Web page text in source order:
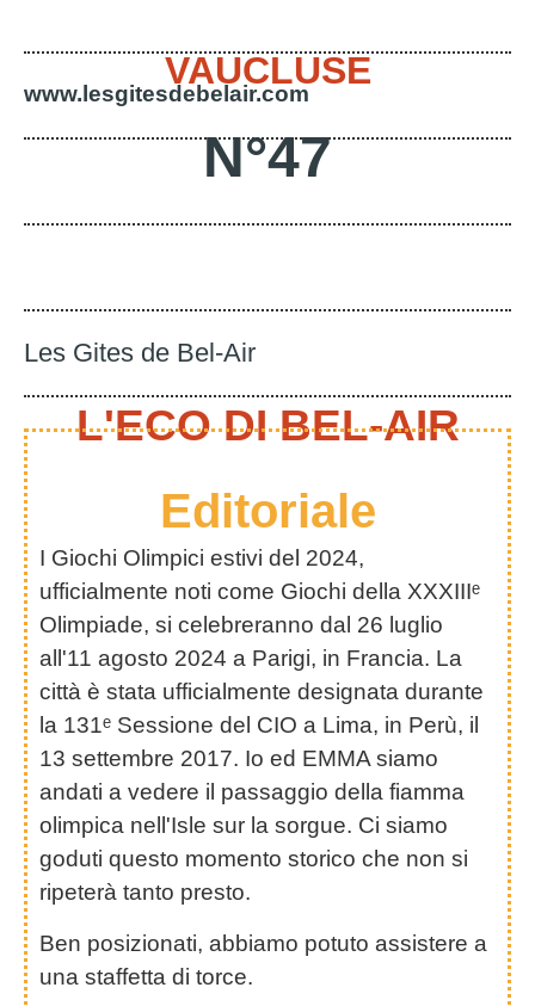
VAUCLUSE
www.lesgitesdebelair.com
N°47
Les Gites de Bel-Air
L'ECO DI BEL-AIR
Editoriale
I Giochi Olimpici estivi del 2024,
ufficialmente noti come Giochi della XXXIIIᵉ
Olimpiade, si celebreranno dal 26 luglio
all'11 agosto 2024 a Parigi, in Francia. La
città è stata ufficialmente designata durante
la 131ᵉ Sessione del CIO a Lima, in Perù, il
13 settembre 2017. Io ed EMMA siamo
andati a vedere il passaggio della fiamma
olimpica nell'Isle sur la sorgue. Ci siamo
goduti questo momento storico che non si
ripeterà tanto presto.
Ben posizionati, abbiamo potuto assistere a
una staffetta di torce.